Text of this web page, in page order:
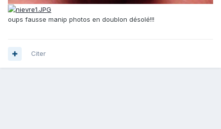
oups fausse manip photos en doublon désolé!!!
Citer